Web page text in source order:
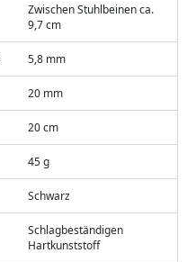
Zwischen Stuhlbeinen ca.
9,7 cm
5,8 mm
20 mm
20 cm
45 g
Schwarz
Schlagbeständigen
Hartkunststoff